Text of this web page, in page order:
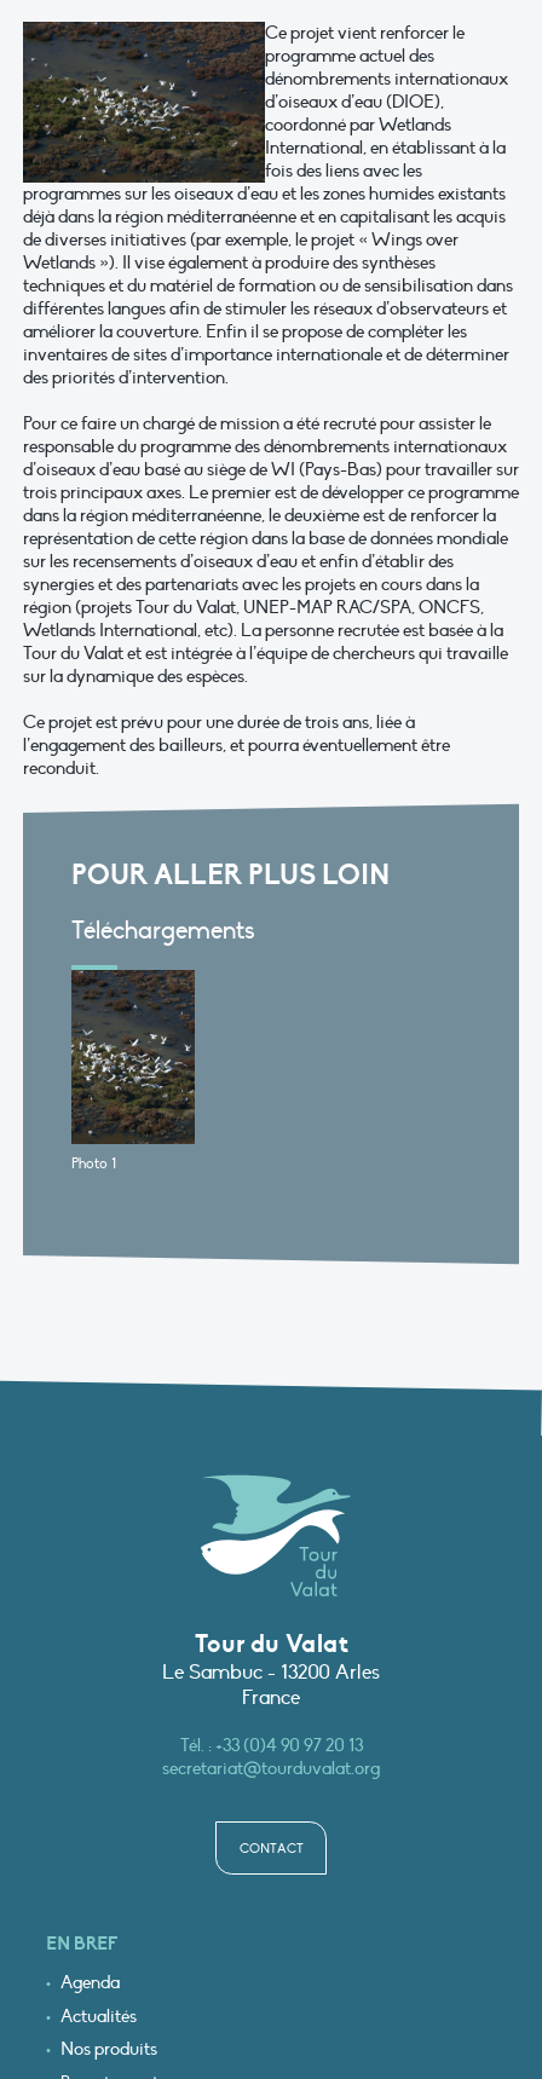
Ce projet vient renforcer le
programme actuel des
dénombrements internationaux
d’oiseaux d’eau (DIOE),
coordonné par Wetlands
International, en établissant à la
fois des liens avec les
programmes sur les oiseaux d’eau et les zones humides existants
déjà dans la région méditerranéenne et en capitalisant les acquis
de diverses initiatives (par exemple, le projet « Wings over
Wetlands »). Il vise également à produire des synthèses
techniques et du matériel de formation ou de sensibilisation dans
différentes langues afin de stimuler les réseaux d’observateurs et
améliorer la couverture. Enfin il se propose de compléter les
inventaires de sites d’importance internationale et de déterminer
des priorités d’intervention.
Pour ce faire un chargé de mission a été recruté pour assister le
responsable du programme des dénombrements internationaux
d’oiseaux d’eau basé au siège de WI (Pays-Bas) pour travailler sur
trois principaux axes. Le premier est de développer ce programme
dans la région méditerranéenne, le deuxième est de renforcer la
représentation de cette région dans la base de données mondiale
sur les recensements d’oiseaux d’eau et enfin d’établir des
synergies et des partenariats avec les projets en cours dans la
région (projets Tour du Valat, UNEP-MAP RAC/SPA, ONCFS,
Wetlands International, etc). La personne recrutée est basée à la
Tour du Valat et est intégrée à l’équipe de chercheurs qui travaille
sur la dynamique des espèces.
Ce projet est prévu pour une durée de trois ans, liée à
l’engagement des bailleurs, et pourra éventuellement être
reconduit.
POUR ALLER PLUS LOIN
Téléchargements
Photo 1
Tour du Valat
Le Sambuc - 13200 Arles
France
Tél. :+33 (0)4 90 97 20 13
secretariat@tourduvalat.org
CONTACT
EN BREF
Agenda
Actualités
Nos produits